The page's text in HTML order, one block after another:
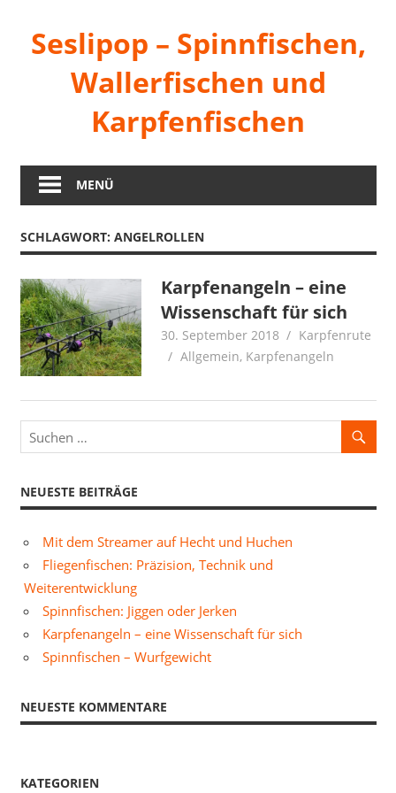
Inhalt
springenSeslipop – Spinnfischen,
Wallerfischen und
Karpfenfischen
Blog
übers
MENÜ
SCHLAGWORT: ANGELROLLEN
Karpfenangeln – eine
Wissenschaft für sich
30. September 2018
Karpfenrute
Allgemein, Karpfenangeln
NEUESTE BEITRÄGE
Mit dem Streamer auf Hecht und Huchen
Fliegenfischen: Präzision, Technik und
Weiterentwicklung
Spinnfischen: Jiggen oder Jerken
Karpfenangeln – eine Wissenschaft für sich
Spinnfischen – Wurfgewicht
NEUESTE KOMMENTARE
KATEGORIEN